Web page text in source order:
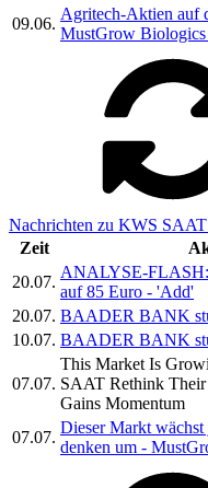
09.06.
Agritech-Aktien auf
MustGrow Biologics
Nachrichten zu KWS
Zeit
20.07.
ANALYSE-FLASH:
auf 85 Euro - 'Add'
20.07. BAADER BANK
10.07. BAADER BANK
07.07.
This Market Is
SAAT Rethink
Gains Momentum
07.07.
Dieser Markt
denken um -